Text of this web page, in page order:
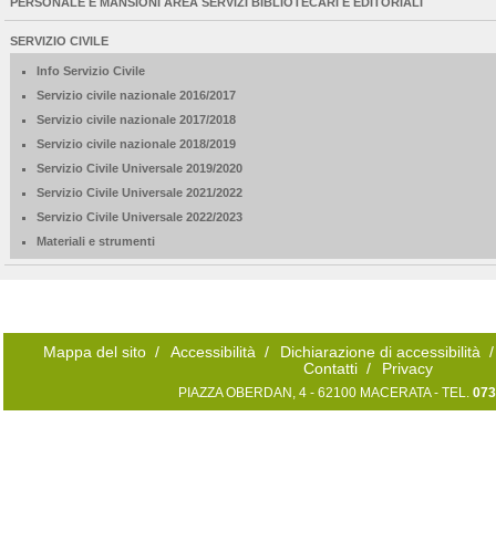
EXTENDED
SERVIZIO CIVILE
Info Servizio Civile
Servizio civile nazionale 2016/2017
Servizio civile nazionale 2017/2018
Servizio civile nazionale 2018/2019
Servizio Civile Universale 2019/2020
Servizio Civile Universale 2021/2022
Servizio Civile Universale 2022/2023
Materiali e strumenti
Mappa del sito / Accessibilità / Dichiarazione di accessibilità /
Contatti / Privacy
PIAZZA OBERDAN, 4 - 62100 MACERATA - TEL.